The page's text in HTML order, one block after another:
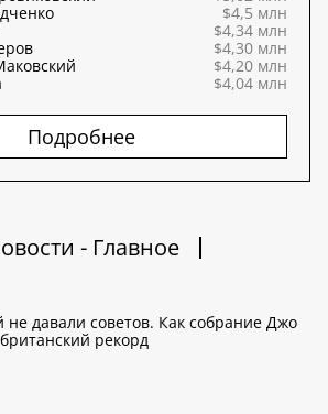
$4,5 млн
$4,34 млн
$4,30 млн
$4,20 млн
$4,04 млн
Подробнее
- Главное
не давали советов. Как собрание Джо
рекорд